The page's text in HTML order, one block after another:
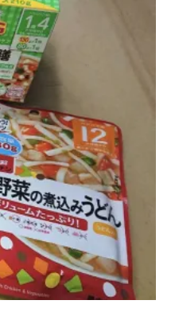
しました。